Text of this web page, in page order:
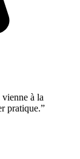
à la
pratique.”